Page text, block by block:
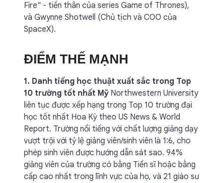
Fire" - tiền thân của series Game of Thrones),
và Gwynne Shotwell (Chủ tịch và COO của
SpaceX).
ĐIỂM THẾ MẠNH
1. Danh tiếng học thuật xuất sắc trong Top
10 trường tốt nhất Mỹ Northwestern University
liên tục được xếp hạng trong Top 10 trường đại
học tốt nhất Hoa Kỳ theo US News & World
Report. Trường nổi tiếng với chất lượng giảng dạy
vượt trội với tỷ lệ giảng viên/sinh viên là 1:6, cho
phép sinh viên được hướng dẫn sát sao. 94%
giảng viên của trường có bằng Tiến sĩ hoặc bằng
cấp cao nhất trong lĩnh vực của họ, và 21 giáo sư